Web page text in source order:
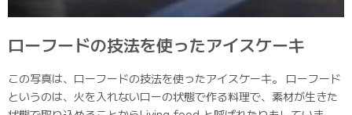
ローフードの技法を使ったアイスケーキ
この写真は、ローフードの技法を使ったアイスケーキ。 ローフード
というのは、火を入れないローの状態で作る料理で、素材が生きた